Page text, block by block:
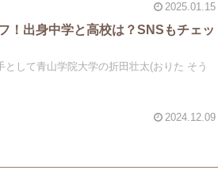
2025.01.15
！出身中学と高校は？SNSもチェッ
して青山学院大学の折田壮太(おりた そう
2024.12.09